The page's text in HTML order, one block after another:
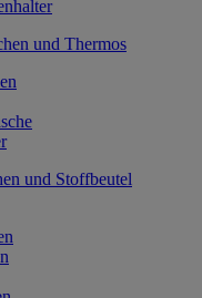
und Thermos
und Stoffbeutel